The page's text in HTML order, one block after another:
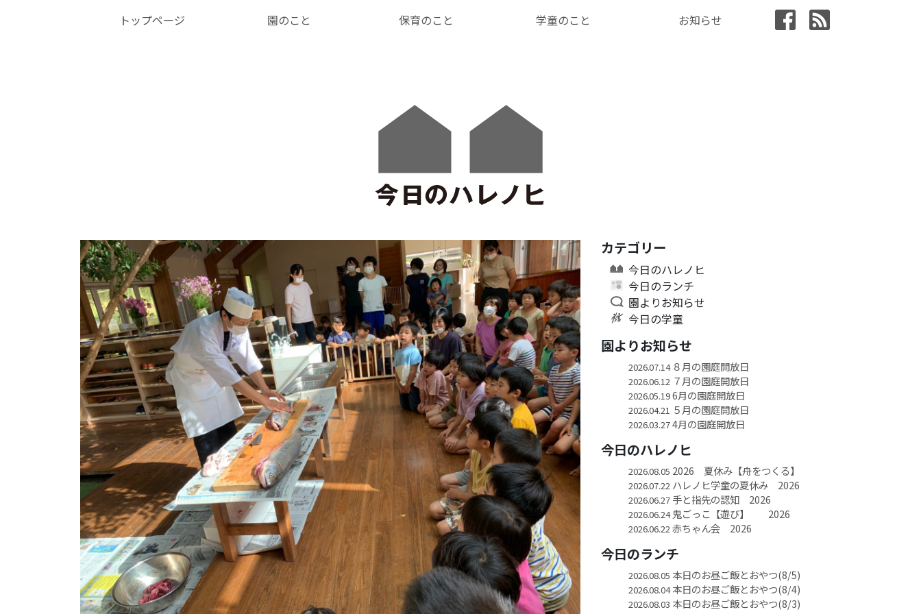
トップページ 園のこと 保育のこと 学童のこと お知らせ
カテゴリー
今日のハレノヒ
今日のランチ
園よりお知らせ
今日の学童
園よりお知らせ
2026.07.14８月の園庭開放日
2026.06.12 ７月の園庭開放日
2026.05.196月の園庭開放日
2026.04.21 ５月の園庭開放日
2026.03.274月の園庭開放日
今日のハレノヒ
2026.08.05 2026 夏休み【舟をつくる】
2026.07.22 ハレノヒ学童の夏休み 2026
2026.06.27手と指先の認知 2026
2026.06.24鬼ごっこ【遊び】 2026
2026.06.22 赤ちゃん会 2026
今日のランチ
2026.08.05 本日のお昼ご飯とおやつ(8/5)
2026.08.04本日のお昼ご飯とおやつ(8/4)
2026.08.03 本日のお昼ご飯とおやつ(8/3)